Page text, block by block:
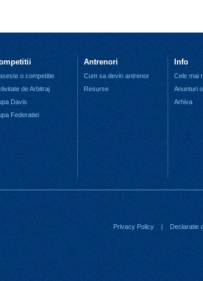
o competitie
de Arbitraj
Davis
Federatiei
Antrenori
Cum sa devin antrenor
Resurse
Info
Cele mai
Anunturi
Arhiva
Declaratie
|
Privacy Policy